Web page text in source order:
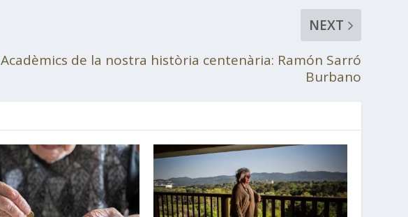
NEXT
Acadèmics de la nostra història centenària: Ramón Sarró
Burbano